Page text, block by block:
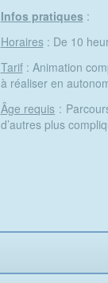
Infos pratiques :
Horaires: De 10
Tarif: Animation
à réaliser en
Âge requis :
d’autres plus